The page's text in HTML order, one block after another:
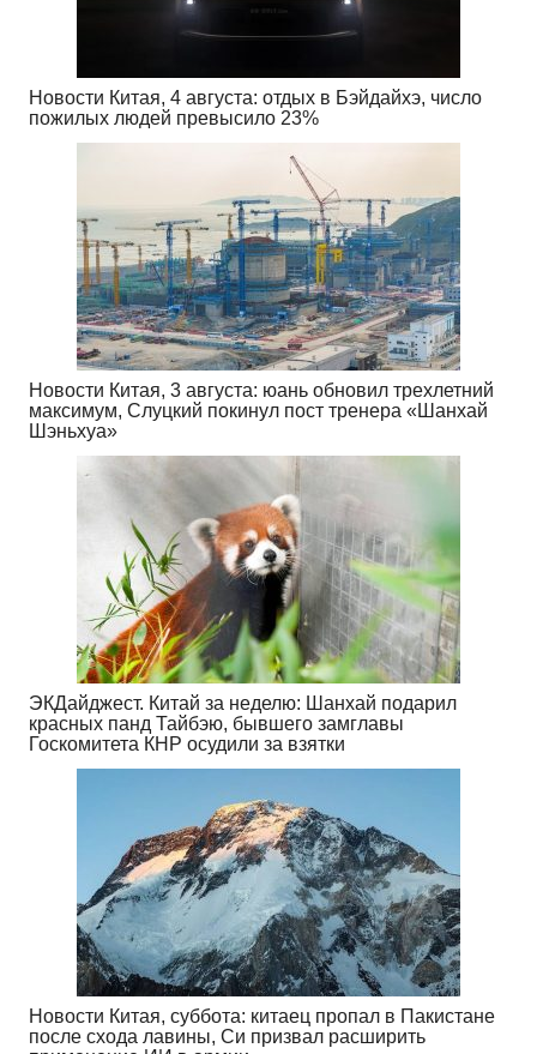
Новости Китая, 4 августа: отдых в Бэйдайхэ, число
пожилых людей превысило 23%
Новости Китая, 3 августа: юань обновил трехлетний
максимум, Слуцкий покинул пост тренера «Шанхай
Шэньхуа»
ЭКДайджест. Китай за неделю: Шанхай подарил
красных панд Тайбэю, бывшего замглавы
Госкомитета КНР осудили за взятки
Новости Китая, суббота: китаец пропал в Пакистане
после схода лавины, Си призвал расширить